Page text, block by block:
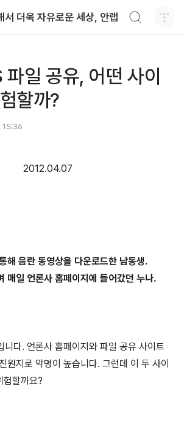
서 더욱 자유로운 세상, 안랩
일 공유, 어떤 사이
할까?
15:36
2012.04.07
해 음란 동영상을 다운로드한 남동생.
매일 언론사 홈페이지에 들어갔던 누나.
니다. 언론사 홈페이지와 파일 공유 사이트
원지로 악명이 높습니다. 그런데 이 두 사이
험할까요?